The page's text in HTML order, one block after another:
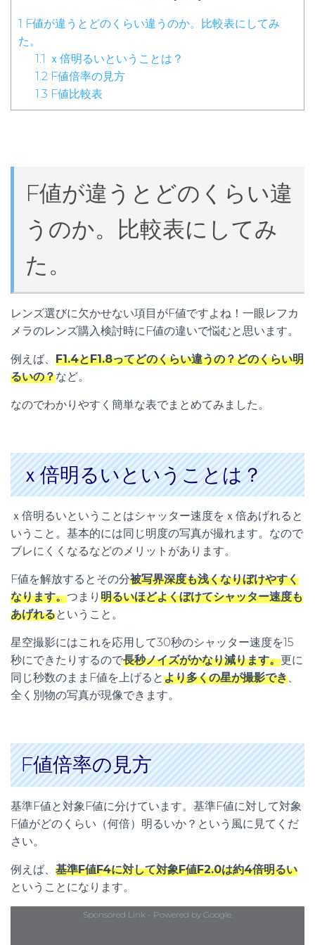
1 F値が違うとどのくらい違うのか。比較表にしてみ
た。
1.1 ｘ倍明るいということは？
1.2 F値倍率の見方
1.3 F値比較表
F値が違うとどのくらい違
うのか。比較表にしてみ
た。
レンズ選びに欠かせない項目がF値ですよね！一眼レフカ
メラのレンズ購入検討時にF値の違いで悩むと思います。
例えば、 F1.4とF1.8ってどのくらい違うの？どのくらい明
るいの？など。
なのでわかりやすく簡単な表でまとめてみました。
ｘ倍明るいということは？
ｘ倍明るいということはシャッター速度をｘ倍あげれると
いうこと。基本的には同じ明度の写真が撮れます。なので
ブレにくくなるなどのメリットがあります。
F値を解放するとその分被写界深度も浅くなりぼけやすく
なります。つまり 明るいほどよくぼけてシャッター速度も
あげれるということ。
星空撮影にはこれを応用して30秒のシャッター速度を15
秒にできたりするので長秒ノイズがかなり減ります。更に
同じ秒数のままF値を上げるとより多くの星が撮影でき、
全く別物の写真が現像できます。
F値倍率の見方
基準F値と対象F値に分けています。基準F値に対して対象
F値がどのくらい（何倍）明るいか？という風に見てくだ
さい。
例えば、 基準F値F4に対して対象F値F2.0は約4倍明るい
ということになります。
Sponsored Link - Powered by Google.